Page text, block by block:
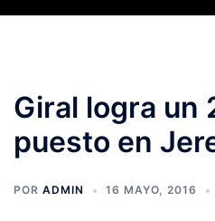
Giral logra un
puesto en
POR ADMIN 16 MAYO, 2016